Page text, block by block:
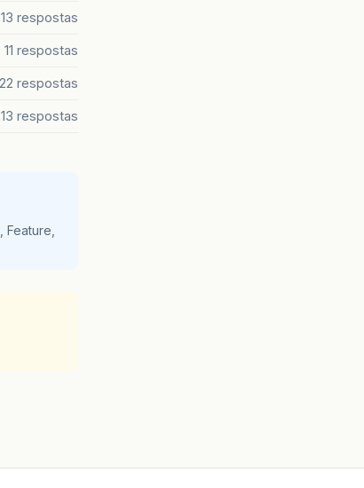
13 respostas
11 respostas
22 respostas
13 respostas